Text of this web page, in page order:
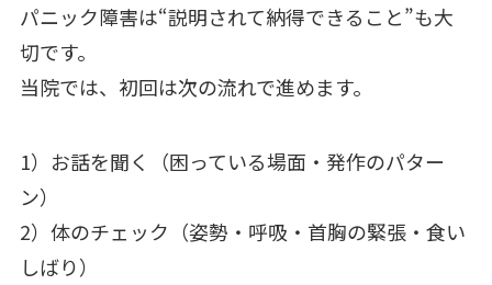
パニック障害は“説明されて納得できること”も大
切です。
当院では、初回は次の流れで進めます。
1）お話を聞く（困っている場面・発作のパター
ン）
2）体のチェック（姿勢・呼吸・首胸の緊張・食い
しばり）